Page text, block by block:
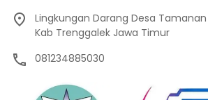
Lingkungan Darang Desa
Kab Trenggalek Jawa Timur
081234885030